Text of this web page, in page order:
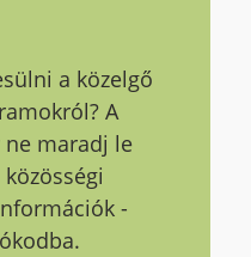
a közelgő
A
maradj le
-